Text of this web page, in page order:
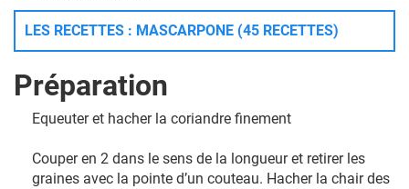
LES RECETTES : MASCARPONE (45 RECETTES)
Préparation
Equeuter et hacher la coriandre finement
Couper en 2 dans le sens de la longueur et retirer les
graines avec la pointe d’un couteau. Hacher la chair des